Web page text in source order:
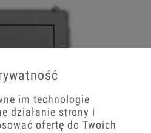
im technologie
działanie strony i
ofertę do Twoich